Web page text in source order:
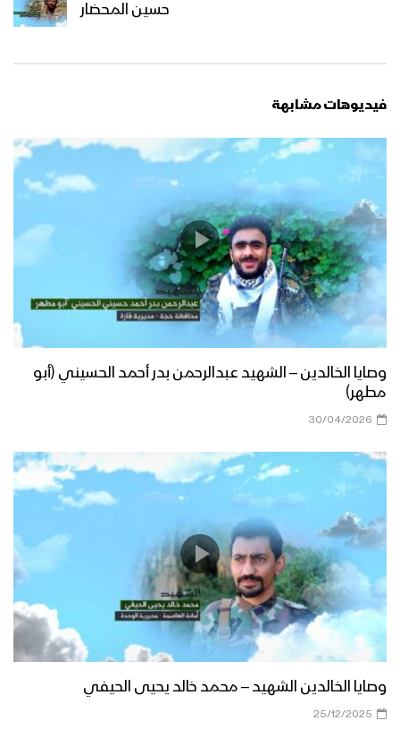
حسين المحضار
فيديوهات مشابهة
وصايا الخالدين – الشهيد عبدالرحمن بدر أحمد الحسيني (أبو
مطهر)
30/04/2026
وصايا الخالدين الشهيد – محمد خالد يحيى الحيفي
25/12/2025